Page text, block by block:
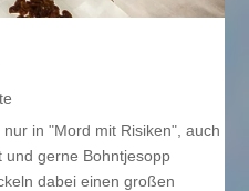
in "Mord mit Risiken", auch
und gerne Bohntjesopp
dabei einen großen